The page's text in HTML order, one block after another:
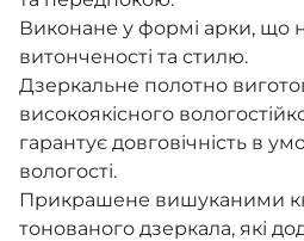
Виконане у формі арки, що
витонченості та стилю.
Дзеркальне полотно
високоякісного
гарантує довговічність в
вологості.
Прикрашене вишуканими
тонованого дзеркала, які